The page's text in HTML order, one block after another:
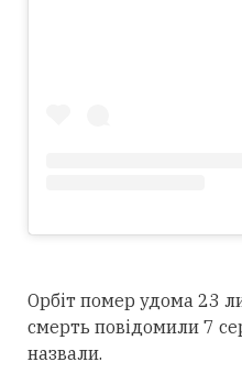
Орбіт помер удома 23
смерть повідомили 7
назвали.